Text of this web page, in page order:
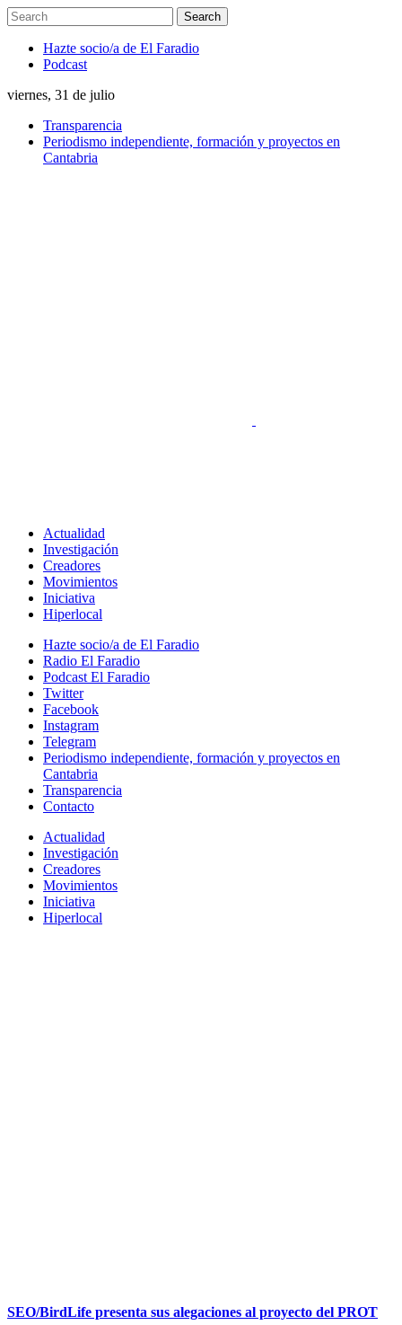
Hazte socio/a de El Faradio
Podcast
viernes, 31 de julio
Transparencia
Periodismo independiente, formación y proyectos en
Cantabria
Actualidad
Investigación
Creadores
Movimientos
Iniciativa
Hiperlocal
Hazte socio/a de El Faradio
Radio El Faradio
Podcast El Faradio
Twitter
Facebook
Instagram
Telegram
Periodismo independiente, formación y proyectos en
Cantabria
Transparencia
Contacto
Actualidad
Investigación
Creadores
Movimientos
Iniciativa
Hiperlocal
SEO/BirdLife presenta sus alegaciones al proyecto del PROT